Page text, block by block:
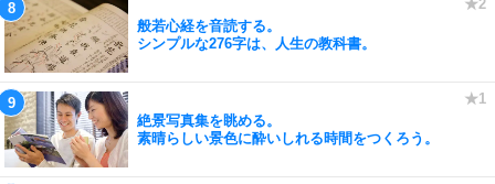
般若心経を音読する。
シンプルな276字は、人生の教科書。
絶景写真集を眺める。
素晴らしい景色に酔いしれる時間をつくろう。